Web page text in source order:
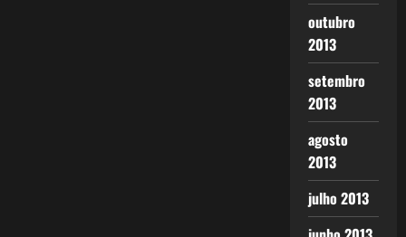
outubro
2013
setembro
2013
agosto
2013
julho 2013